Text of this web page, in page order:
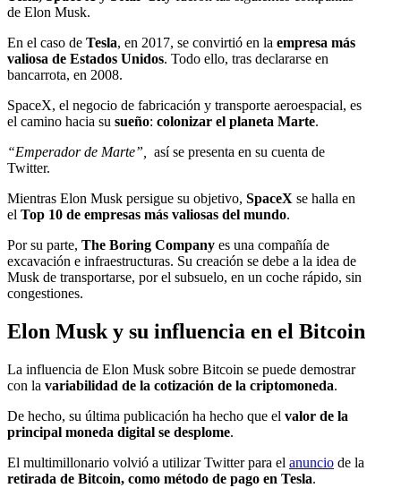
de Elon Musk.
En el caso de Tesla, en 2017, se convirtió en la empresa más
valiosa de Estados Unidos. Todo ello, tras declararse en
bancarrota, en 2008.
SpaceX, el negocio de fabricación y transporte aeroespacial, es
el camino hacia su sueño: colonizar el planeta Marte.
“Emperador de Marte”,
así se presenta en su cuenta de
Twitter.
Mientras Elon Musk persigue su objetivo, SpaceX se halla en
el Top 10 de empresas más valiosas del mundo.
Por su parte, The Boring Company es una compañía de
excavación e infraestructuras. Su creación se debe a la idea de
Musk de transportarse, por el subsuelo, en un coche rápido, sin
congestiones.
Elon Musk y su influencia en el Bitcoin
La influencia de Elon Musk sobre Bitcoin se puede demostrar
con la variabilidad de la cotización de la criptomoneda.
De hecho, su última publicación ha hecho que el valor de la
principal moneda digital se desplome.
El multimillonario volvió a utilizar Twitter para el anuncio de la
retirada de Bitcoin, como método de pago en Tesla.